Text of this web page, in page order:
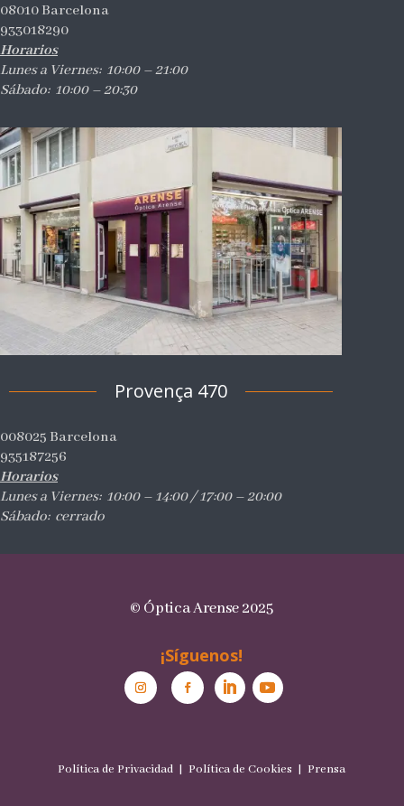
08010 Barcelona
933018290
Horarios
Lunes a Viernes: 10:00 – 21:00
Sábado: 10:00 – 20:30
Provença 470
008025 Barcelona
935187256
Horarios
Lunes a Viernes: 10:00 – 14:00 / 17:00 – 20:00
Sábado: cerrado
© Óptica Arense 2025
¡Síguenos!
Política de Privacidad | Política de Cookies |Prensa